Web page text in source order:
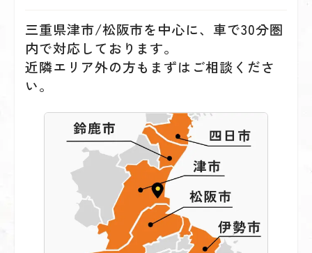
三重県津市/松阪市を中心に、車で30分圏
内で対応しております。
近隣エリア外の方もまずはご相談くださ
い。